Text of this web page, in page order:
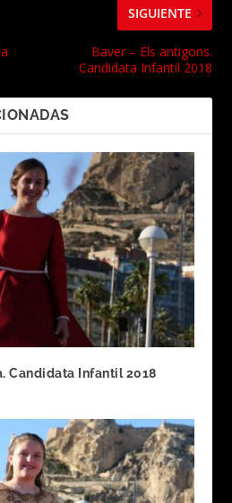
SIGUIENTE
Baver – Els antigons.
Candidata Infantil 2018
Candidata Infantil 2018